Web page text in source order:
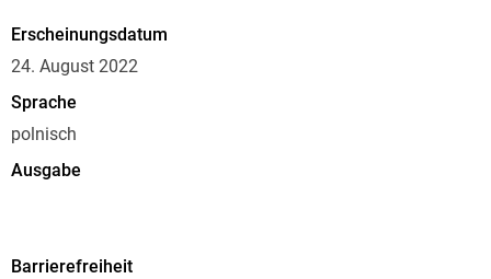
Erscheinungsdatum
24. August 2022
Sprache
polnisch
Ausgabe
21,32 MB
Barrierefreiheit